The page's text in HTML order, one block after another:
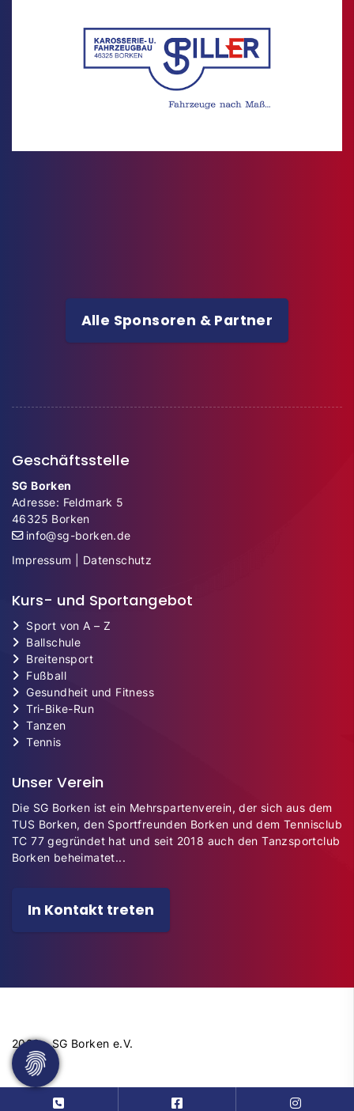
Alle Sponsoren & Partner
Geschäftsstelle
SG Borken
Adresse: Feldmark 5
46325 Borken
info@sg-borken.de
Impressum
Datenschutz
Kurs- und Sportangebot
Sport von A – Z
Ballschule
Breitensport
Fußball
Gesundheit und Fitness
Tri-Bike-Run
Tanzen
Tennis
Unser Verein
Die SG Borken ist ein Mehrspartenverein, der sich aus dem
TUS Borken, den Sportfreunden Borken und dem Tennisclub
TC 77 gegründet hat und seit 2018 auch den Tanzsportclub
Borken beheimatet...
In Kontakt treten
2026 - SG Borken e.V.